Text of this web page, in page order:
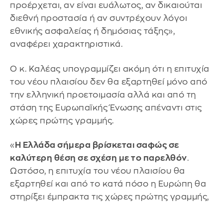
προέρχεται, αν είναι ευάλωτος, αν δικαιούται
διεθνή προστασία ή αν συντρέχουν λόγοι
εθνικής ασφαλείας ή δημόσιας τάξης»,
αναφέρει χαρακτηριστικά.
Ο κ. Καλέας υπογραμμίζει ακόμη ότι η επιτυχία
του νέου πλαισίου δεν θα εξαρτηθεί μόνο από
την ελληνική προετοιμασία αλλά και από τη
στάση της Ευρωπαϊκής Ένωσης απέναντι στις
χώρες πρώτης γραμμής.
« Η Ελλάδα σήμερα βρίσκεται σαφώς σε
καλύτερη θέση σε σχέση με το παρελθόν.
Ωστόσο, η επιτυχία του νέου πλαισίου θα
εξαρτηθεί και από το κατά πόσο η Ευρώπη θα
στηρίξει έμπρακτα τις χώρες πρώτης γραμμής,